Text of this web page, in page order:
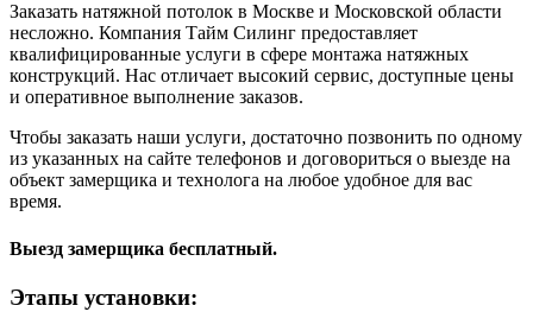
Заказать натяжной потолок в Москве и Московской области
несложно. Компания Тайм Силинг предоставляет
квалифицированные услуги в сфере монтажа натяжных
конструкций. Нас отличает высокий сервис, доступные цены
и оперативное выполнение заказов.
Чтобы заказать наши услуги, достаточно позвонить по одному
из указанных на сайте телефонов и договориться о выезде на
объект замерщика и технолога на любое удобное для вас
время.
Выезд замерщика бесплатный.
Этапы установки: